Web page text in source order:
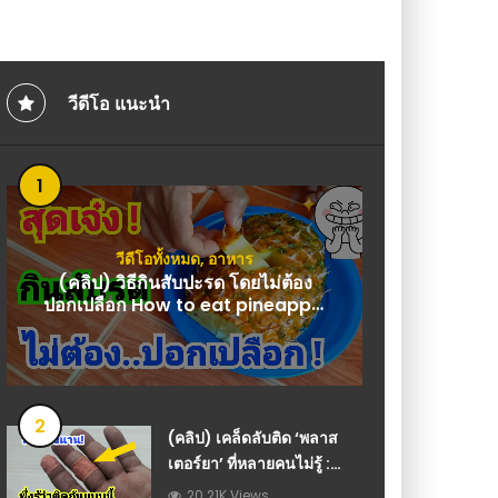
วีดีโอ แนะนำ
1
วีดีโอทั้งหมด,อาหาร
(คลิป) วิธีกินสับปะรด โดยไม่ต้อง
ปอกเปลือก How to eat pineapple
without peeling : วีดีโอ เกษตร
2
(คลิป) เคล็ดลับติด ‘พลาส
เตอร์ยา’ ที่หลายคนไม่รู้ :
วีดีโอ เกษตร